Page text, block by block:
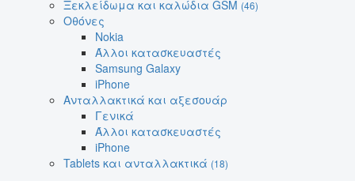
Ξεκλείδωμα και καλώδια GSM (46)
Οθόνες
Nokia
Άλλοι κατασκευαστές
Samsung Galaxy
iPhone
Ανταλλακτικά και αξεσουάρ
Γενικά
Άλλοι κατασκευαστές
iPhone
Tablets και ανταλλακτικά (18)